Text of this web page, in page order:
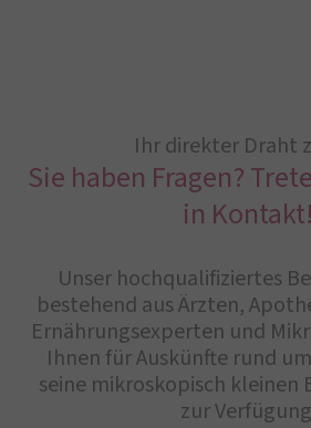
Ihr direkter Draht
Sie haben Fragen?
in Kontakt!
Unser hochqualifiziertes
bestehend aus Ärzten,
Ernährungsexperten und
Ihnen für Auskünfte rund
seine mikroskopisch kleinen
zur